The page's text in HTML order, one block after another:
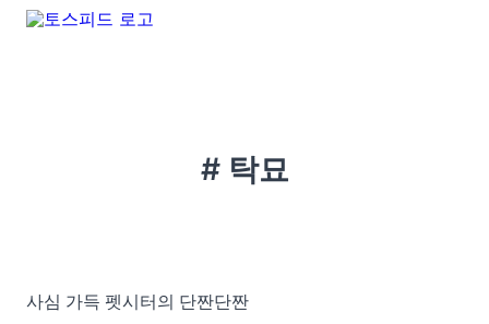
# 탁묘
사심 가득 펫시터의 단짠단짠